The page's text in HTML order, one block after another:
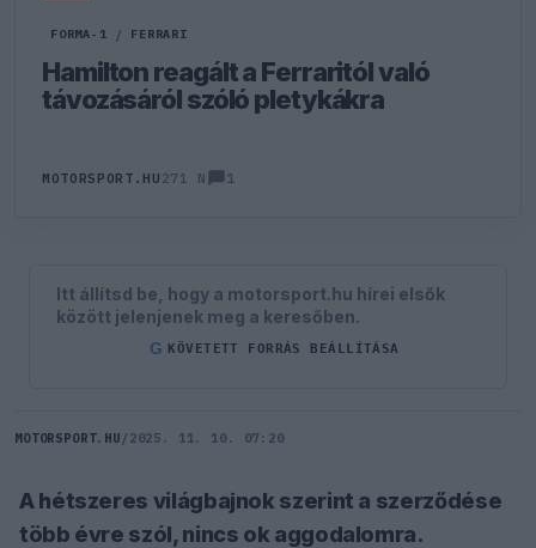
FORMA-1 / FERRARI
Hamilton reagált a Ferraritól való
távozásáról szóló pletykákra
MOTORSPORT.HU 271 N 1
Itt állítsd be, hogy a motorsport.hu hírei elsők
között jelenjenek meg a keresőben.
G KÖVETETT FORRÁS BEÁLLÍTÁSA
MOTORSPORT.HU / 2025. 11. 10. 07:20
A hétszeres világbajnok szerint a szerződése
több évre szól, nincs ok aggodalomra.